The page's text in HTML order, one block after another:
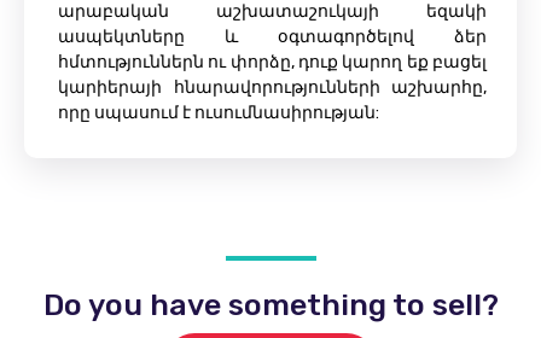
արաբական աշխատաշուկայի եզակի
ասպեկտները և օգտագործելով ձեր
հմտություններն ու փորձը, դուք կարող եք բացել
կարիերայի հնարավորությունների աշխարհը,
որը սպասում է ուսումնասիրության:
Do you have something to sell?